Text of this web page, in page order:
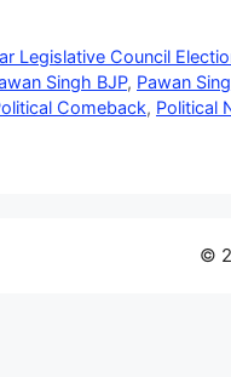
Legislative Council
Singh BJP, Pawan
Comeback, Political
©